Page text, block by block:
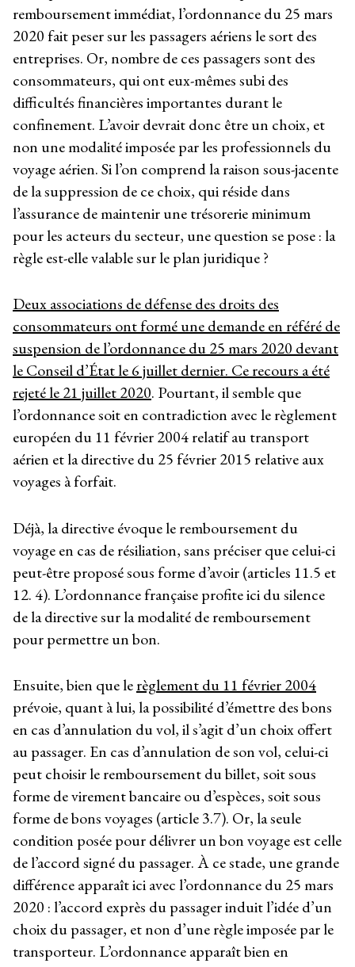
remboursement immédiat, l’ordonnance du 25 mars
2020 fait peser sur les passagers aériens le sort des
entreprises. Or, nombre de ces passagers sont des
consommateurs, qui ont eux-mêmes subi des
difficultés financières importantes durant le
confinement. L’avoir devrait donc être un choix, et
non une modalité imposée par les professionnels du
voyage aérien. Si l’on comprend la raison sous-jacente
de la suppression de ce choix, qui réside dans
l’assurance de maintenir une trésorerie minimum
pour les acteurs du secteur, une question se pose : la
règle est-elle valable sur le plan juridique ?
Deux associations de défense des droits des
consommateurs ont formé une demande en référé de
suspension de l’ordonnance du 25 mars 2020 devant
le Conseil d’État le 6 juillet dernier. Ce recours a été
rejeté le 21 juillet 2020. Pourtant, il semble que
l’ordonnance soit en contradiction avec le règlement
européen du 11 février 2004 relatif au transport
aérien et la directive du 25 février 2015 relative aux
voyages à forfait.
Déjà, la directive évoque le remboursement du
voyage en cas de résiliation, sans préciser que celui-ci
peut-être proposé sous forme d’avoir (articles 11.5 et
12. 4). L’ordonnance française profite ici du silence
de la directive sur la modalité de remboursement
pour permettre un bon.
Ensuite, bien que lerèglement du 11 février 2004
prévoie, quant à lui, la possibilité d’émettre des bons
en cas d’annulation du vol, il s’agit d’un choix offert
au passager. En cas d’annulation de son vol, celui-ci
peut choisir le remboursement du billet, soit sous
forme de virement bancaire ou d’espèces, soit sous
forme de bons voyages (article 3.7). Or, la seule
condition posée pour délivrer un bon voyage est celle
de l’accord signé du passager. À ce stade, une grande
différence apparaît ici avec l’ordonnance du 25 mars
2020 : l’accord exprès du passager induit l’idée d’un
choix du passager, et non d’une règle imposée par le
transporteur. L’ordonnance apparaît bien en